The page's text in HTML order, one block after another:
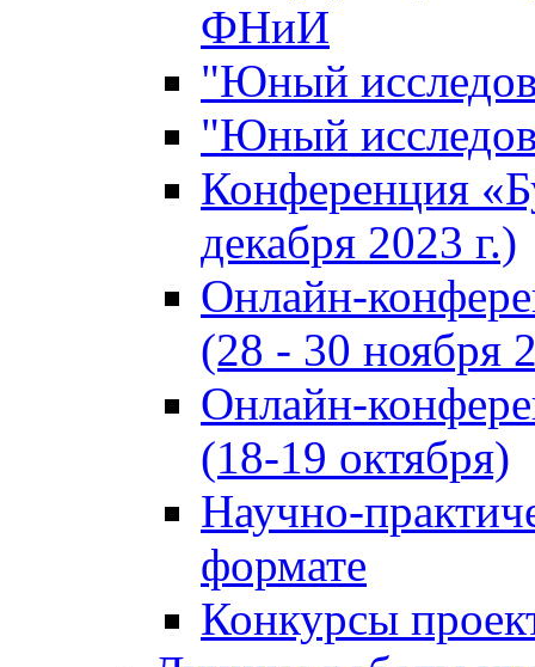
ФНиИ
"Юный
"Юный
Конференция
декабря 2023 г.)
Онлайн-
(28 - 30 ноября
Онлайн-
(18-19 октября)
Научно-
формате
Конкурсы